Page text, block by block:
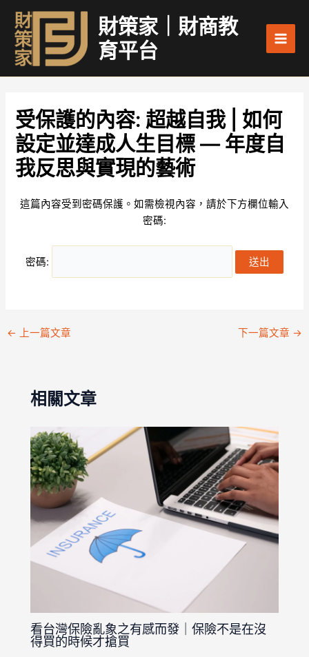
內
財策家｜財商教
育平台
受保護的內容: 超越自我 | 如何
設定並達成人生目標 — 年度自
我反思與實現的藝術
這篇內容受到密碼保護。如需檢視內容，請於下方欄位輸入
密碼:
密碼:
← 上一篇文章 下一篇文章 →
相關文章
看台灣保險亂象之有感而發｜保險不是在沒
得買的時候才搶買